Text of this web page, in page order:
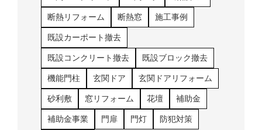
断熱リフォーム 断熱窓 施工事例
既設カーポート撤去
既設コンクリート撤去 既設ブロック撤去
機能門柱 玄関ドア 玄関ドアリフォーム
砂利敷 窓リフォーム 花壇 補助金
補助金事業 門扉 門灯 防犯対策